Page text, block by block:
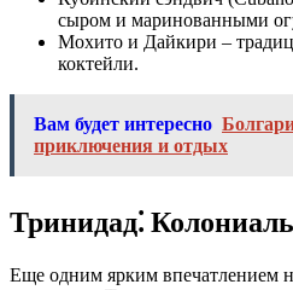
сыром и маринованными
Мохито и Дайкири –
коктейли.
Вам будет интересно
приключения и отдых
Тринидад⁚
Еще одним ярким впечатлением